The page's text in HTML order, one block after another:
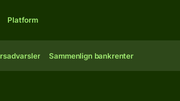
Platform
Sammenlign bankrenter